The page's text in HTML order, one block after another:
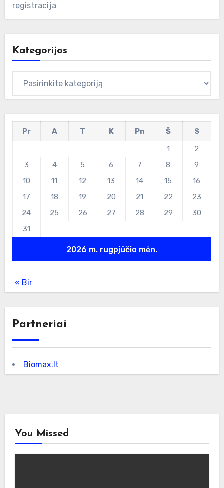
registracija
Kategorijos
2026 m. rugpjūčio mėn.
Pr A T K Pn Š
S
1
2
3
4 5 6 7 8
9
10
11 12 13 14 15
16
17
18 19 20 21 22
23
24
25 26 27 28 29
30
31
« Bir
Partneriai
Biomax.lt
You Missed